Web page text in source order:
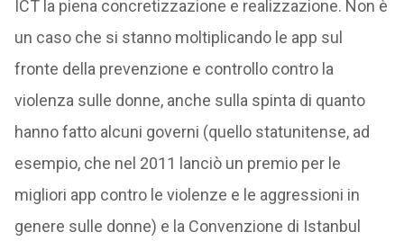
ICT la piena concretizzazione e realizzazione. Non è
un caso che si stanno moltiplicando le app sul
fronte della prevenzione e controllo contro la
violenza sulle donne, anche sulla spinta di quanto
hanno fatto alcuni governi (quello statunitense, ad
esempio, che nel 2011 lanciò un premio per le
migliori app contro le violenze e le aggressioni in
genere sulle donne) e la Convenzione di Istanbul